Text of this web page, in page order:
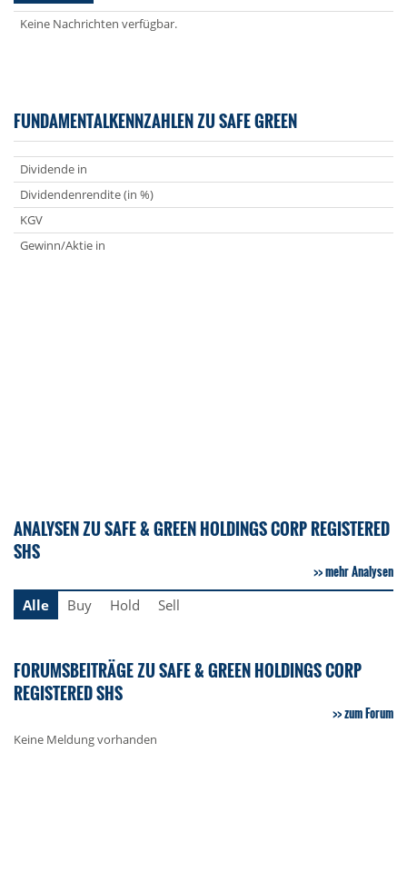
Keine Nachrichten verfügbar.
FUNDAMENTALKENNZAHLEN ZU SAFE GREEN
Dividende in
Dividendenrendite (in %)
KGV
Gewinn/Aktie in
ANALYSEN ZU SAFE & GREEN HOLDINGS CORP REGISTERED
SHS
mehr Analysen
Alle
Buy Hold Sell
FORUMSBEITRÄGE ZU SAFE & GREEN HOLDINGS CORP
REGISTERED SHS
zum Forum
Keine Meldung vorhanden